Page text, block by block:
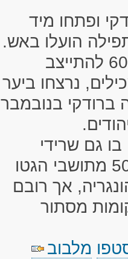
רודקי ופתחו מיד
הועלו באש.
באמצע יולי 1941 נצטוו היהודים בני 15 עד 60 להתייצב
בעיקר משכילים, נרצחו ביער
בנובמבר
בו גם שרידי
קהילות הסביבה. בחודשים הבאים מתו כ-500 מתושבי הגטו
אך רובם
מסתור
מלבוב